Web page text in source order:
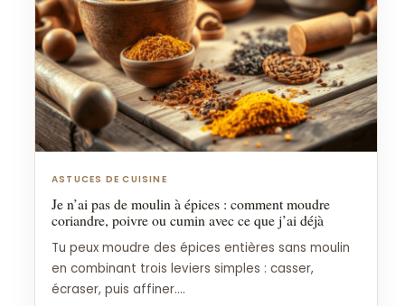
ASTUCES DE CUISINE
Je n’ai pas de moulin à épices : comment moudre
coriandre, poivre ou cumin avec ce que j’ai déjà
Tu peux moudre des épices entières sans moulin
en combinant trois leviers simples : casser,
écraser, puis affiner....